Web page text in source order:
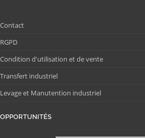
Contact
RGPD
Condition d'utilisation et de vente
Transfert industriel
Levage et Manutention industriel
OPPORTUNITÉS